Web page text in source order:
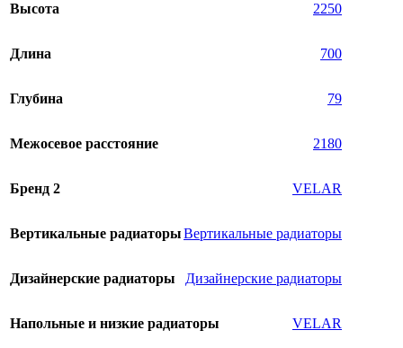
Высота 2250
Длина 700
Глубина 79
Межосевое расстояние 2180
Бренд 2 VELAR
Вертикальные радиаторыВертикальные радиаторы
Дизайнерские радиаторы Дизайнерские радиаторы
Напольные и низкие радиаторы VELAR